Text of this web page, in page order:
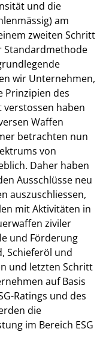
und die
am
zweiten Schritt
Standardmethode
wir Unternehmen,
Prinzipien des
verstossen haben
Waffen
betrachten nun
von
Daher haben
Ausschlüsse neu
auszuschliessen,
mit Aktivitäten in
ziviler
und Förderung
Schieferöl und
und letzten Schritt
auf Basis
Ratings und des
die
im Bereich ESG